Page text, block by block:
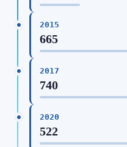
2015
665
2017
740
2020
522